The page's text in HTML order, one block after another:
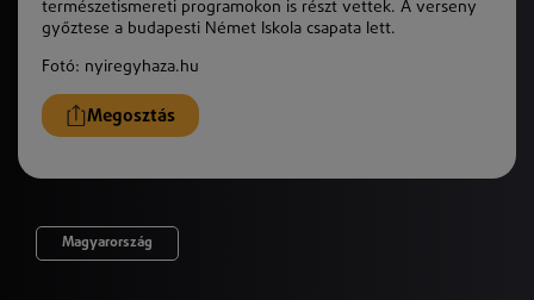
természetismereti programokon is részt vettek. A verseny
győztese a budapesti Német Iskola csapata lett.
Fotó: nyiregyhaza.hu
Megosztás
Magyarország